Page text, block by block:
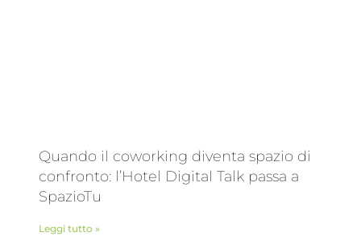
Quando il coworking diventa spazio di
confronto: l’Hotel Digital Talk passa a
SpazioTu
Leggi tutto »